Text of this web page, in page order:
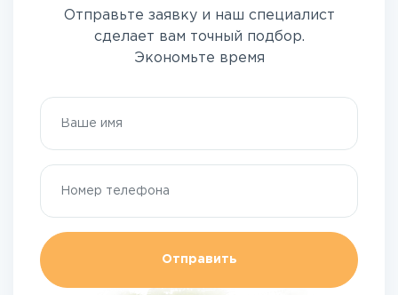
Отправьте заявку и наш специалист
сделает вам точный подбор.
Экономьте время
Отправить